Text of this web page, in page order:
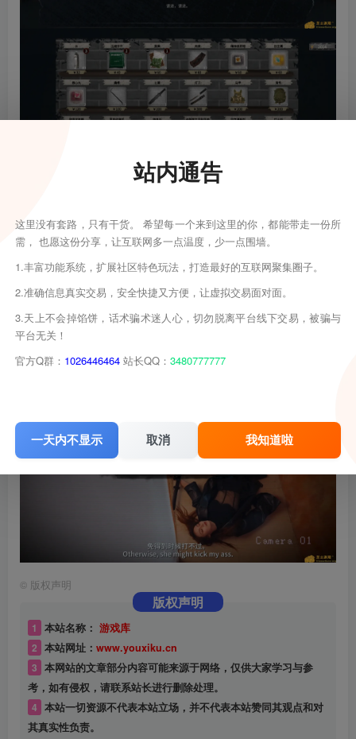
© 版权声明
版权声明
1 本站名称： 游戏库
2 本站网址： www.youxiku.cn
3 本网站的文章部分内容可能来源于网络，仅供大家学习与参
考，如有侵权，请联系站长进行删除处理。
4 本站一切资源不代表本站立场，并不代表本站赞同其观点和对
其真实性负责。
站内通告
这里没有套路，只有干货。 希望每一个来到这里的你，都能带走一份所
需， 也愿这份分享，让互联网多一点温度，少一点围墙。
1.丰富功能系统，扩展社区特色玩法，打造最好的互联网聚集圈子。
2.准确信息真实交易，安全快捷又方便，让虚拟交易面对面。
3.天上不会掉馅饼，话术骗术迷人心，切勿脱离平台线下交易，被骗与
平台无关！
官方Q群： 1026446464 站长QQ： 3480777777
一天内不显示 取消 我知道啦